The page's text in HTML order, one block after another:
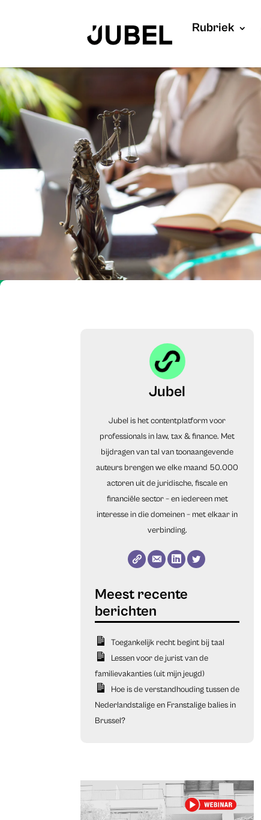
Rubriek
Jubel
Jubel is het contentplatform voor
professionals in law, tax & finance. Met
bijdragen van tal van toonaangevende
auteurs brengen we elke maand 50.000
actoren uit de juridische, fiscale en
financiële sector – en iedereen met
interesse in die domeinen – met elkaar in
verbinding.
Toegankelijk recht begint bij taal
Lessen voor de jurist van de
familievakanties (uit mijn jeugd)
Hoe is de verstandhouding tussen de
Nederlandstalige en Franstalige balies in
Brussel?